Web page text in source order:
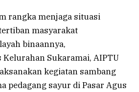
rangka menjaga situasi
masyarakat
binaannya,
Sukaramai, AIPTU
kegiatan sambang
pedagang sayur di Pasar Agus